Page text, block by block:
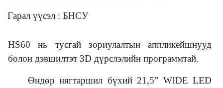
Гарал үүсэл : БНСУ
HS60 нь тусгай зориулалтын аппликейшнууд
болон дэвшилтэт 3D дүрслэлийн программтай.
Өндөр нягтаршил бүхий 21,5” WIDE LED